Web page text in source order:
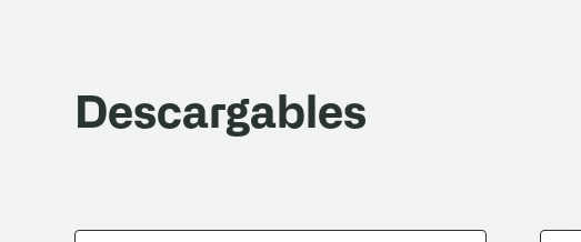
Descargables